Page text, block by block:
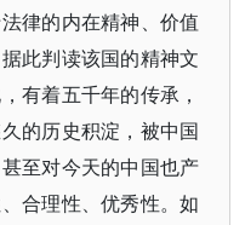
律的内在精神、价值
此判读该国的精神文
有着五千年的传承，
的历史积淀，被中国
至对今天的中国也产
合理性、优秀性。如